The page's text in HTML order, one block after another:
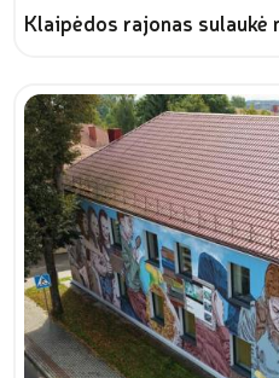
Klaipėdos rajonas sulaukė